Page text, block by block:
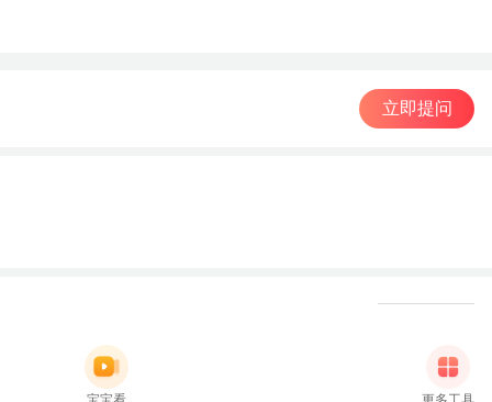
立即提问